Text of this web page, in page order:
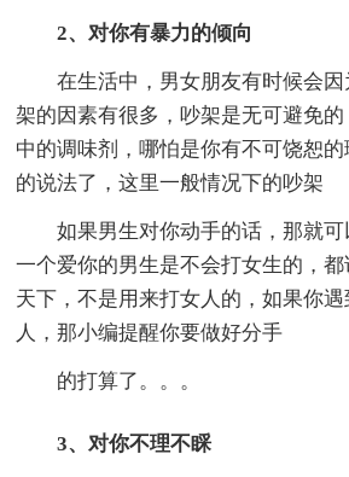
2、对你有暴力的倾向
在生活中，男女朋友有时候会
架的因素有很多，吵架是无可避免
中的调味剂，哪怕是你有不可饶恕
的说法了，这里一般情况下的吵架
如果男生对你动手的话，那就
一个爱你的男生是不会打女生的，
天下，不是用来打女人的，如果你
人，那小编提醒你要做好分手
的打算了。。。
3、对你不理不睬